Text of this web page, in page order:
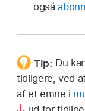
også
Tip: Du
tidligere, ved
af et emne i